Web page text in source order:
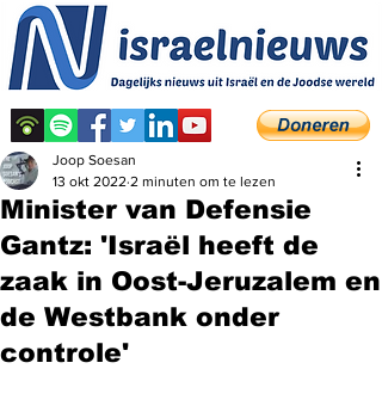
Minister van Defensie
Gantz: 'Israël heeft de
zaak in Oost-Jeruzalem en
de Westbank onder
controle'
Joop Soesan
13 okt 2022 2 minuten om te lezen